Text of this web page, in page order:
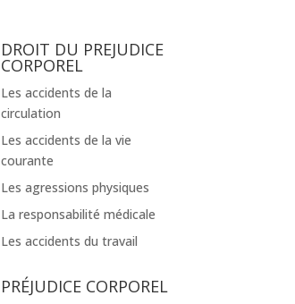
DROIT DU PREJUDICE
CORPOREL
Les accidents de la
circulation
Les accidents de la vie
courante
Les agressions physiques
La responsabilité médicale
Les accidents du travail
PRÉJUDICE CORPOREL